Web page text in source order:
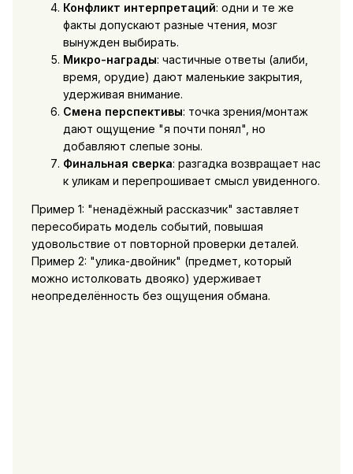
Конфликт интерпретаций: одни и те же
факты допускают разные чтения, мозг
вынужден выбирать.
Микро-награды: частичные ответы (алиби,
время, орудие) дают маленькие закрытия,
удерживая внимание.
Смена перспективы: точка зрения/монтаж
дают ощущение "я почти понял", но
добавляют слепые зоны.
Финальная сверка: разгадка возвращает нас
к уликам и перепрошивает смысл увиденного.
Пример 1: "ненадёжный рассказчик" заставляет
пересобирать модель событий, повышая
удовольствие от повторной проверки деталей.
Пример 2: "улика-двойник" (предмет, который
можно истолковать двояко) удерживает
неопределённость без ощущения обмана.